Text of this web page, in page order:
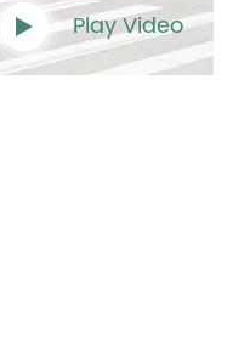
Play Video